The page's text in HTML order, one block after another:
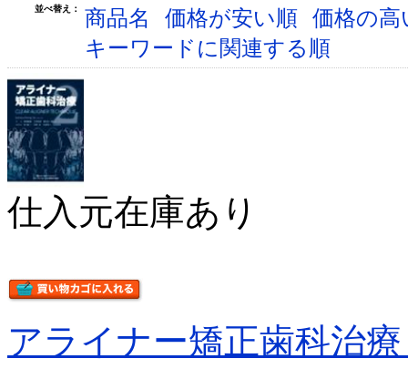
並べ替え： 商品名 価格が安い順 価格の
キーワードに関連する順
仕入元在庫あり
アライナー矯正歯科治